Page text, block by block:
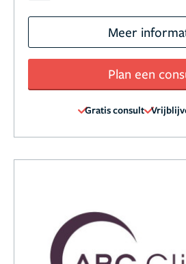
Meer
Plan een
Gratis consult